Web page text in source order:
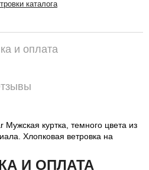
каталога
и оплата
куртка, темного цвета из
Хлопковая ветровка на
И ОПЛАТА